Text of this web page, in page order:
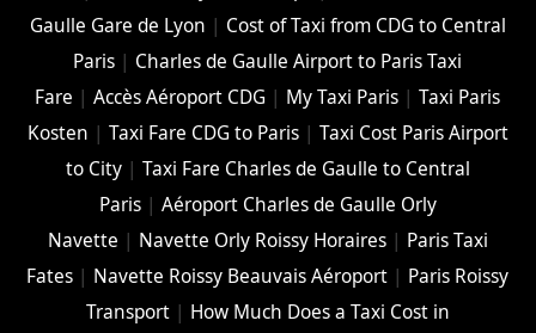
Gaulle Gare de Lyon | Cost of Taxi from CDG to Central
Paris | Charles de Gaulle Airport to Paris Taxi
Fare |Accès Aéroport CDG | My Taxi Paris |Taxi Paris
Kosten | Taxi Fare CDG to Paris| Taxi Cost Paris Airport
to City| Taxi Fare Charles de Gaulle to Central
Paris| Aéroport Charles de Gaulle Orly
Navette | Navette Orly Roissy Horaires| Paris Taxi
Fates | Navette Roissy Beauvais Aéroport | Paris Roissy
Transport| How Much Does a Taxi Cost in